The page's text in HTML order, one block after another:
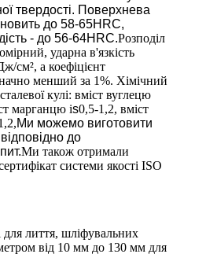
твердості. Поверхнева
до 58-65HRC,
- до 56-64HRC.Розподіл
ударна в'язкість
см², а коефіцієнт
менший за 1%. Хімічний
кулі: вміст вуглецю
марганцю is0,5-1,2, вміст
Ми можемо виготовити
відповідно до
Ми також отримали
системи якості ISO